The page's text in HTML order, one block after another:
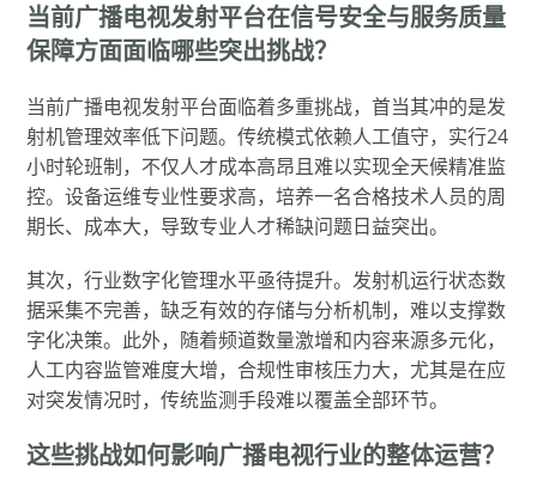
当前广播电视发射平台在信号安全与服务质量
保障方面面临哪些突出挑战？
当前广播电视发射平台面临着多重挑战，首当其冲的是发
射机管理效率低下问题。传统模式依赖人工值守，实行24
小时轮班制，不仅人才成本高昂且难以实现全天候精准监
控。设备运维专业性要求高，培养一名合格技术人员的周
期长、成本大，导致专业人才稀缺问题日益突出。
其次，行业数字化管理水平亟待提升。发射机运行状态数
据采集不完善，缺乏有效的存储与分析机制，难以支撑数
字化决策。此外，随着频道数量激增和内容来源多元化，
人工内容监管难度大增，合规性审核压力大，尤其是在应
对突发情况时，传统监测手段难以覆盖全部环节。
这些挑战如何影响广播电视行业的整体运营？